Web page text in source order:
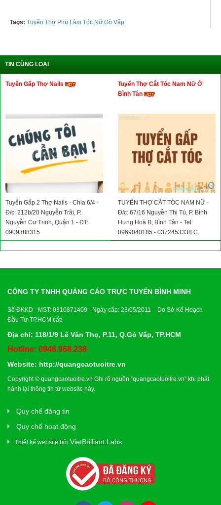
Tags: Tuyển Thợ Phụ Làm Tóc Nữ Gò Vấp
TIN CÙNG LOẠI
Tuyển Gấp Thợ Nails
Tuyển Gấp 2 Thợ Nails - Chia 6/4 -
Đ/c: 212b/20 Nguyễn Trãi, P.
Nguyễn Cư Trinh, Quận 1 - ĐT:
0909388315
Tuyển Thợ Cắt Tóc Nam Nữ Ở
Bình Tân
TUYỂN THỢ CẮT TÓC NAM NỮ -
Đ/c: 67/16 Nguyễn Thị Tú, P. Bình
Hưng Hoà B, Bình Tân - Tel:
0969040185 - 0372453338 C.
Ngoan
CÔNG TY TNHH QUẢNG CÁO TRỰC TUYẾN BÌNH MINH
Số ĐKKD - MST: 0310871409 - Ngày cấp: 23/05/2011 – Do Sở Kế Hoạch
Đầu Tư-TP.HCM cấp
Địa chỉ: 118/1/9 Lê Văn Thọ, P.11, Q.Gò Vấp, TP.HCM
Hotline: 0948.968.238
Website: http://quangcaotuoitre.vn
Copyright © quangcaotuoitre.vn Ghi rõ nguồn “quangcaotuoitre.vn” khi phát
hành lại thông tin từ website này.
Quy chế đăng tin
Quy chế hoạt động
Thiết kế website bởi VietBrilliant Labs